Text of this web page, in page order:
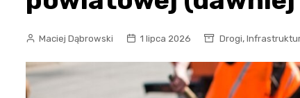
Maciej Dąbrowski 1 lipca 2026 Drogi,